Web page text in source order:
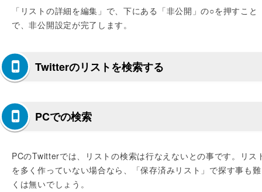
「リストの詳細を編集」で、下にある「非公開」の○を押すこと
で、非公開設定が完了します。
Twitterのリストを検索する
PCでの検索
PCのTwitterでは、リストの検索は行なえないとの事です。リス
を多く作っていない場合なら、「保存済みリスト」で探す事も
くは無いでしょう。